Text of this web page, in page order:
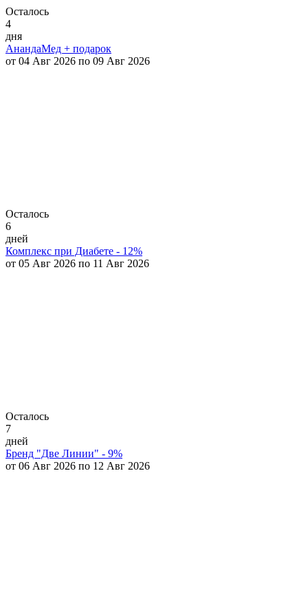
Осталось
4
дня
АнандаМед + подарок
от 04 Авг 2026 по 09 Авг 2026
Осталось
6
дней
Комплекс при Диабете - 12%
от 05 Авг 2026 по 11 Авг 2026
Осталось
7
дней
Бренд "Две Линии" - 9%
от 06 Авг 2026 по 12 Авг 2026